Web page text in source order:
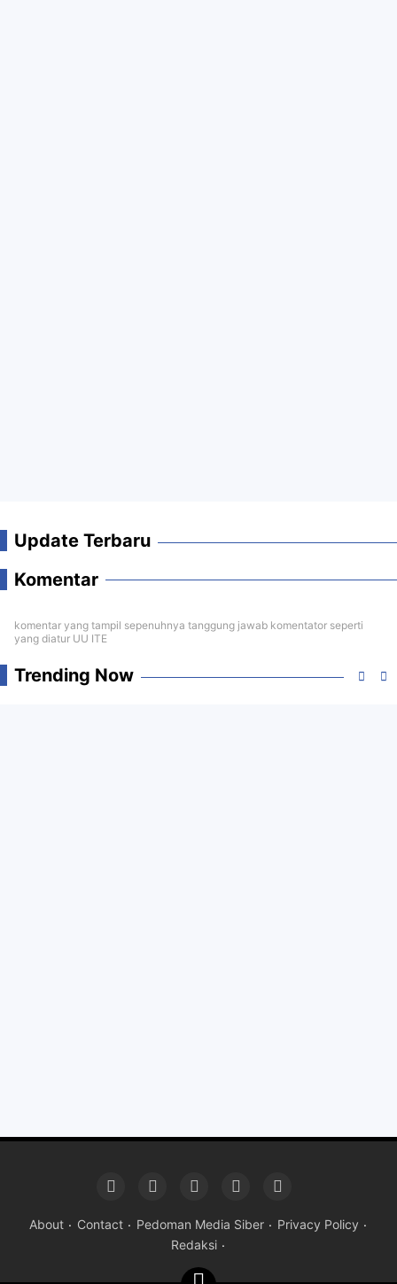
Update Terbaru
Komentar
komentar yang tampil sepenuhnya tanggung jawab komentator seperti
yang diatur UU ITE
Trending Now
About Contact Pedoman Media Siber
Privacy Policy
Redaksi